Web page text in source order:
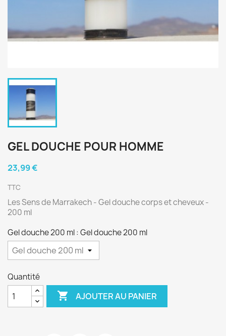
GEL DOUCHE POUR HOMME
23,99 €
TTC
Les Sens de Marrakech - Gel douche corps et cheveux -
200 ml
Gel douche 200 ml : Gel douche 200 ml
Quantité
 AJOUTER AU PANIER